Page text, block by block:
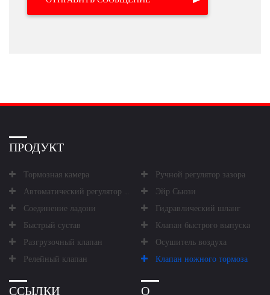
ПРОДУКТ
Тормозная камера
Ручной регулятор зазора
Автоматический регулятор зазора
Эйр Сьюзи
Соединение ладони
Гидравлический шланг
Быстрый сустав
Клапан быстрого выпуска
Разгрузочный клапан
Осушитель воздуха
Релейный клапан
Клапан ножного тормоза